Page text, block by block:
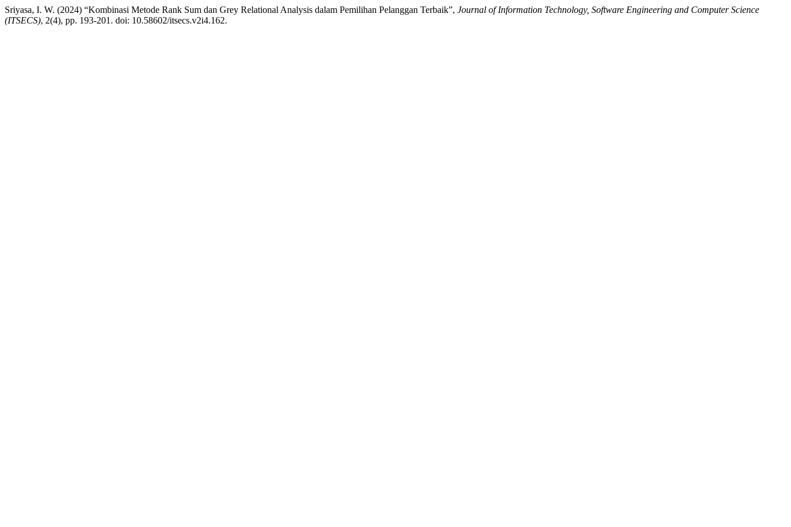
Sriyasa, I. W. (2024) “Kombinasi Metode Rank Sum dan Grey Relational Analysis dalam Pemilihan Pelanggan Terbaik”, Journal of Information Technology, Software Engineering and Computer Science
(ITSECS), 2(4), pp. 193-201. doi: 10.58602/itsecs.v2i4.162.